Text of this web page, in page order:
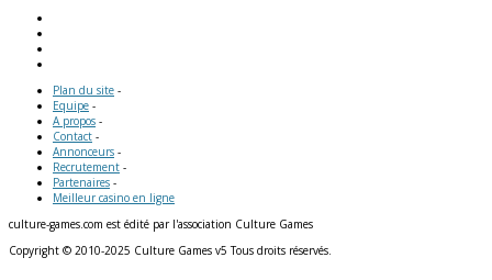
Plan du site -
Equipe -
A propos -
Contact -
Annonceurs -
Recrutement -
Partenaires -
Meilleur casino en ligne
culture-games.com est édité par l'association Culture Games
Copyright © 2010-2025 Culture Games v5 Tous droits réservés.